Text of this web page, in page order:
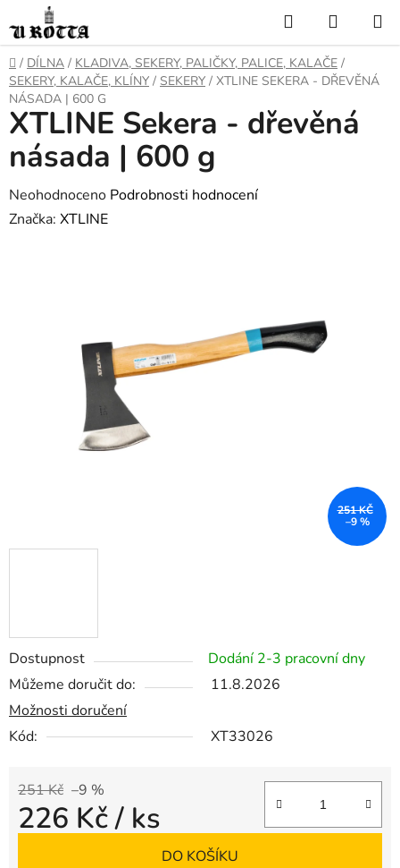
na
obsah
Hledat
KOŠÍK
DOMŮ
/ DÍLNA / KLADIVA, SEKERY, PALIČKY, PALICE, KALAČE /
SEKERY, KALAČE, KLÍNY / SEKERY / XTLINE SEKERA - DŘEVĚNÁ
NÁSADA | 600 G
Dostupnost
Dodání 2-3 pracovní dny
Můžeme doručit do:
11.8.2026
Možnosti doručení
Kód:
XT33026
251 Kč –9 %
226 Kč/ ks
DO KOŠÍKU
XTLINE Sekera - dřevěná
násada | 600 g
Průměrné
hodnocení
Neohodnoceno Podrobnosti hodnocení
Značka: XTLINE
251 KČ
–9 %